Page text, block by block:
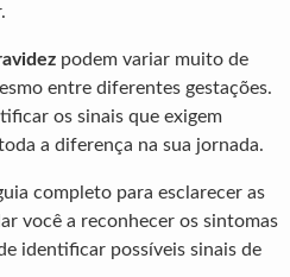
podem variar muito de
entre diferentes gestações.
os sinais que exigem
a diferença na sua jornada.
completo para esclarecer as
você a reconhecer os sintomas
identificar possíveis sinais de